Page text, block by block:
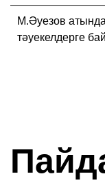
М.Әуезов
тәуекелдерге